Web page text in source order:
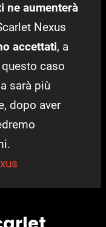
ne aumenterà
Nexus
accettati, a
caso
sarà più
dopo aver